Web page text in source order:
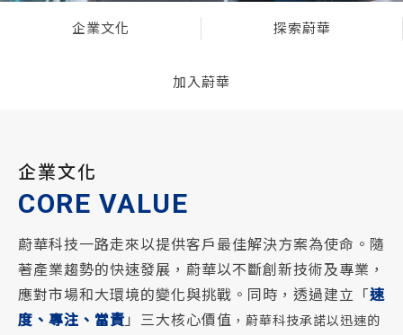
企業文化 探索蔚華
加入蔚華
企業文化
CORE VALUE
蔚華科技一路走來以提供客戶最佳解決方案為使命。隨
著產業趨勢的快速發展，蔚華以不斷創新技術及專業，
應對市場和大環境的變化與挑戰。同時，透過建立「速
度、專注、當責 」三大核心價值 ，蔚華科技承諾以迅速的